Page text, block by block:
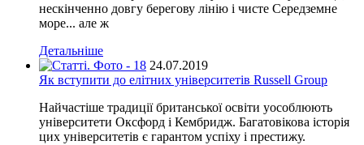
нескінченно довгу берегову лінію і чисте Середземне
море... але ж
Детальніше
24.07.2019
Як вступити до елітних університетів Russell Group
Найчастіше традиції британської освіти уособлюють
університети Оксфорд і Кембридж. Багатовікова історія
цих університетів є гарантом успіху і престижу.